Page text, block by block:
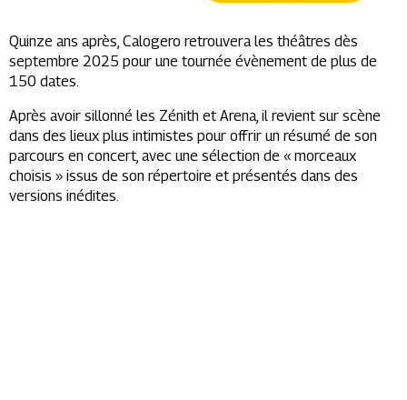
Quinze ans après, Calogero retrouvera les théâtres dès
septembre 2025 pour une tournée évènement de plus de
150 dates.
Après avoir sillonné les Zénith et Arena, il revient sur scène
dans des lieux plus intimistes pour offrir un résumé de son
parcours en concert, avec une sélection de « morceaux
choisis » issus de son répertoire et présentés dans des
versions inédites.